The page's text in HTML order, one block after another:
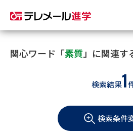
資料請求
大学・短大の資料種類から請求
学
関心ワード「素質」に関連
検索結果1
検索条件